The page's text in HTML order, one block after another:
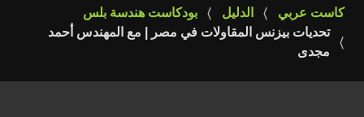
كاست عربي الدليل
بودكاست هندسة بلس
تحديات بيزنس المقاولات في مصر | مع المهندس أحمد
مجدى